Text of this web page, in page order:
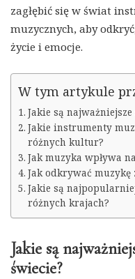
zagłębić się w świat
muzycznych, aby
życie i emocje.
W tym artykule
Jakie są
Jakie instrumenty
różnych kultur?
Jak muzyka wpływa
Jak odkrywać
Jakie są
różnych krajach?
Jakie są
świecie?